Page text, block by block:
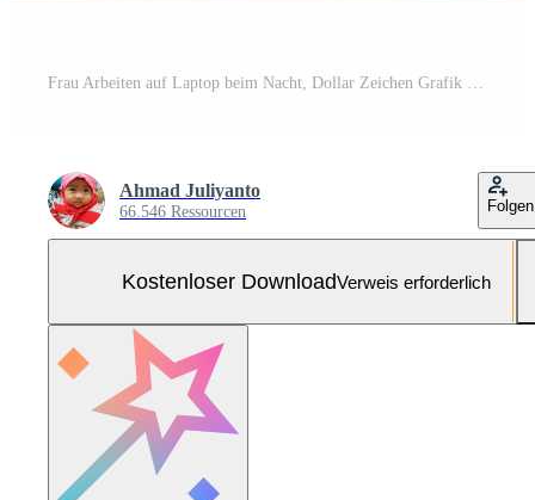
Frau Arbeiten auf Laptop beim Nacht, Dollar Zeichen Grafik Overlay Kostenloses Foto
Ahmad Juliyanto
66.546 Ressourcen Folgen
Kostenloser DownloadVerweis erforderlich